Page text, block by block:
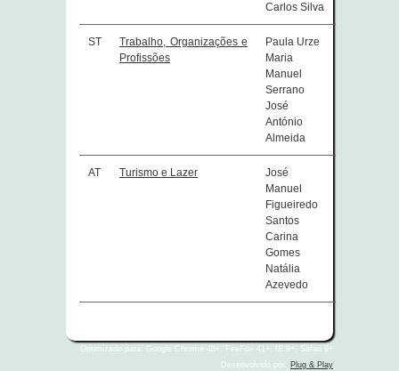
Carlos Silva
ST
Trabalho, Organizações e
Profissões
Paula Urze
Maria
Manuel
Serrano
José
António
Almeida
AT Turismo e Lazer
José
Manuel
Figueiredo
Santos
Carina
Gomes
Natália
Azevedo
Optimizado para: Google Chrome 46+, FireFox 41+, IE 9+, Safari 9+
Desenvolvido por: Plug & Play